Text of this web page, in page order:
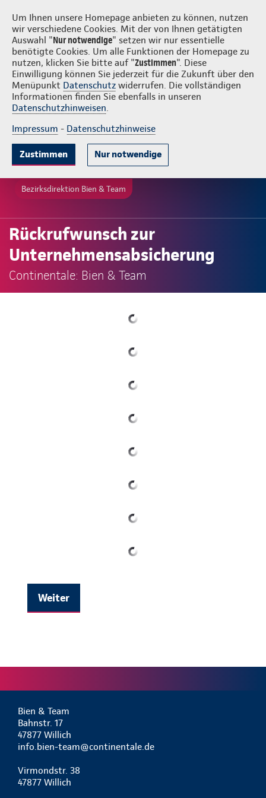
Um Ihnen unsere Homepage anbieten zu können, nutzen
wir verschiedene Cookies. Mit der von Ihnen getätigten
Auswahl "Nur notwendige" setzen wir nur essentielle
benötigte Cookies. Um alle Funktionen der Homepage zu
nutzen, klicken Sie bitte auf "Zustimmen". Diese
Einwilligung können Sie jederzeit für die Zukunft über den
Menüpunkt Datenschutz widerrufen. Die vollständigen
Informationen finden Sie ebenfalls in unseren
Datenschutzhinweisen.
Impressum - Datenschutzhinweise
Zustimmen Nur notwendige
Bien & Team Login
Bezirksdirektion Bien & Team
Rückrufwunsch zur
Unternehmensabsicherung
Continentale: Bien & Team
Weiter
Bien & Team
Bahnstr. 17
47877 Willich
info.bien-team@continentale.de
Virmondstr. 38
47877 Willich